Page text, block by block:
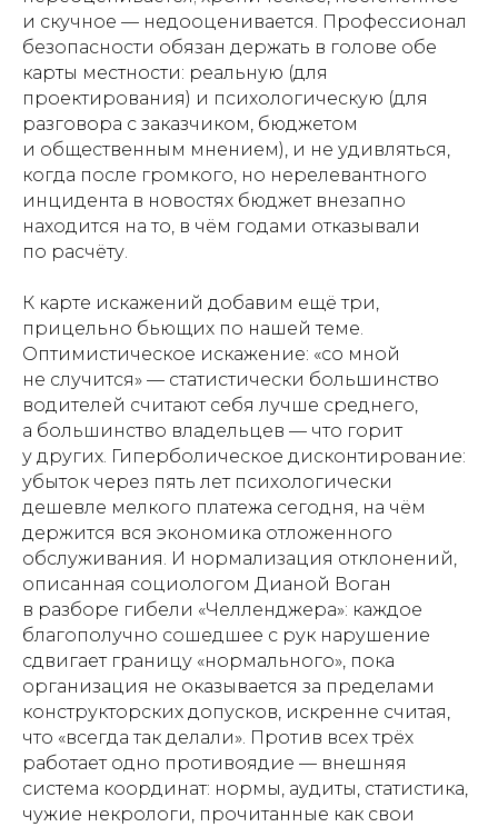
и скучное — недооценивается. Профессионал
безопасности обязан держать в голове обе
карты местности: реальную (для
проектирования) и психологическую (для
разговора с заказчиком, бюджетом
и общественным мнением), и не удивляться,
когда после громкого, но нерелевантного
инцидента в новостях бюджет внезапно
находится на то, в чём годами отказывали
по расчёту.
К карте искажений добавим ещё три,
прицельно бьющих по нашей теме.
Оптимистическое искажение: «со мной
не случится» — статистически большинство
водителей считают себя лучше среднего,
а большинство владельцев — что горит
у других. Гиперболическое дисконтирование:
убыток через пять лет психологически
дешевле мелкого платежа сегодня, на чём
держится вся экономика отложенного
обслуживания. И нормализация отклонений,
описанная социологом Дианой Воган
в разборе гибели «Челленджера»: каждое
благополучно сошедшее с рук нарушение
сдвигает границу «нормального», пока
организация не оказывается за пределами
конструкторских допусков, искренне считая,
что «всегда так делали». Против всех трёх
работает одно противоядие — внешняя
система координат: нормы, аудиты, статистика,
чужие некрологи, прочитанные как свои